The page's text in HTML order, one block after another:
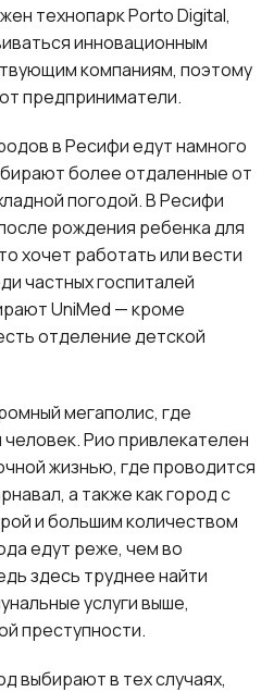
технопарк Porto Digital,
инновационным
компаниям, поэтому
предприниматели.
в Ресифи едут намного
более отдаленные от
погодой. В Ресифи
рождения ребенка для
хочет работать или вести
частных госпиталей
UniMed — кроме
отделение детской
мегаполис, где
Рио привлекателен
жизнью, где проводится
а также как город с
и большим количеством
едут реже, чем во
здесь труднее найти
услуги выше,
преступности.
выбирают в тех случаях,